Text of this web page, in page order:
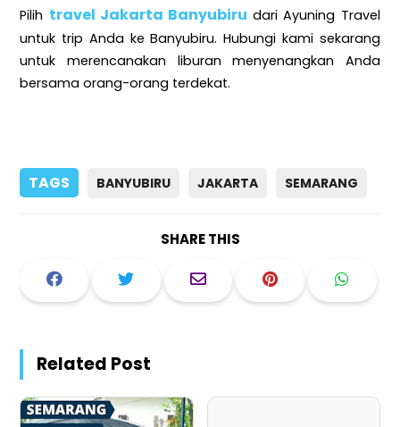
Pilih travel Jakarta Banyubiru dari Ayuning Travel
untuk trip Anda ke Banyubiru. Hubungi kami sekarang
untuk merencanakan liburan menyenangkan Anda
bersama orang-orang terdekat.
TAGS BANYUBIRU JAKARTA SEMARANG
SHARE THIS
Related Post